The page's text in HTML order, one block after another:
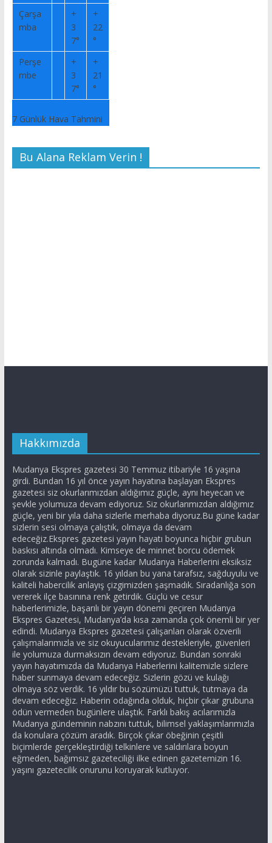
Çarşa
mba
+
3
7°
+
22
°
Perşe
mbe
+
3
7°
+
21
°
7 Günlük Hava Tahmini
Bu Alana Reklam Verin !
Hakkımızda
Mudanya Ekspres gazetesi 30 Temmuz itibariyle 16 yaşına
girdi. Bundan 16 yıl önce yayın hayatına başlayan Ekspres
gazetesi siz okurlarımızdan aldığımız güçle, aynı heyecan ve
şevkle yolumuza devam ediyoruz. Siz okurlarımızdan aldığımız
güçle, yeni bir yıla daha sizlerle merhaba diyoruz.Bu güne kadar
sizlerin sesi olmaya çalıştık, olmaya da devam
edeceğiz.Ekspres gazetesi yayın hayatı boyunca hiçbir grubun
baskısı altında olmadı. Kimseye de minnet borcu ödemek
zorunda kalmadı. Bugüne kadar Mudanya Haberlerini eksiksiz
olarak sizinle paylaştık. 16 yıldan bu yana tarafsız, sağduyulu ve
kaliteli habercilik anlayış çizgimizden şaşmadık. Sıradanlığa son
vererek ilçe basınına renk getirdik. Güçlü ve cesur
haberlerimizle, başarılı bir yayın dönemi geçiren Mudanya
Ekspres Gazetesi, Mudanya’da kısa zamanda çok önemli bir yer
edindi. Mudanya Ekspres gazetesi çalışanları olarak özverili
çalışmalarımızla ve siz okuyucularımız destekleriyle, güvenleri
ile yolumuza durmaksızın devam ediyoruz. Bundan sonraki
yayın hayatımızda da Mudanya Haberlerini kalitemizle sizlere
haber sunmaya devam edeceğiz. Sizlerin gözü ve kulağı
olmaya söz verdik. 16 yıldır bu sözümüzü tuttuk, tutmaya da
devam edeceğiz. Haberin odağında olduk, hiçbir çıkar grubuna
ödün vermeden bugünlere ulaştık. Farklı bakış acılarımızla
Mudanya gündeminin nabzını tuttuk, bilimsel yaklaşımlarımızla
da konulara çözüm aradık. Birçok çıkar öbeğinin çeşitli
biçimlerde gerçekleştirdiği telkinlere ve saldırılara boyun
eğmeden, bağımsız gazeteciliği ilke edinen gazetemizin 16.
yaşını gazetecilik onurunu koruyarak kutluyor.